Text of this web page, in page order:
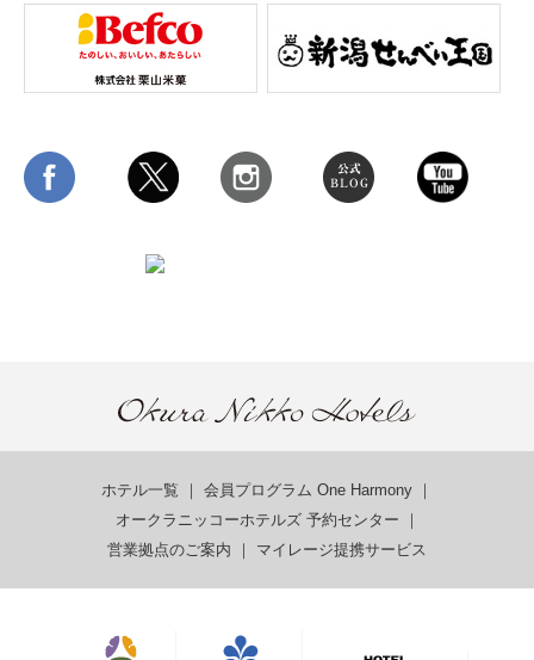
ホテル一覧 ｜ 会員プログラム One Harmony ｜
オークラニッコーホテルズ 予約センター ｜
営業拠点のご案内 ｜ マイレージ提携サービス